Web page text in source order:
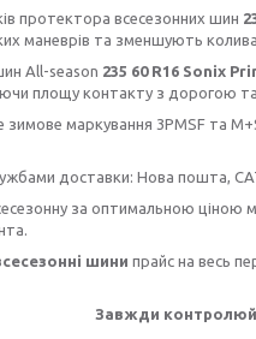
протектора всесезонних шин
маневрів та зменшують
All-season 235 60 R16 Sonix
площу контакту з дорогою та
маркування 3PMSF та M+S
доставки: Нова пошта,
за оптимальною ціною
шини прайс на весь
Завжди